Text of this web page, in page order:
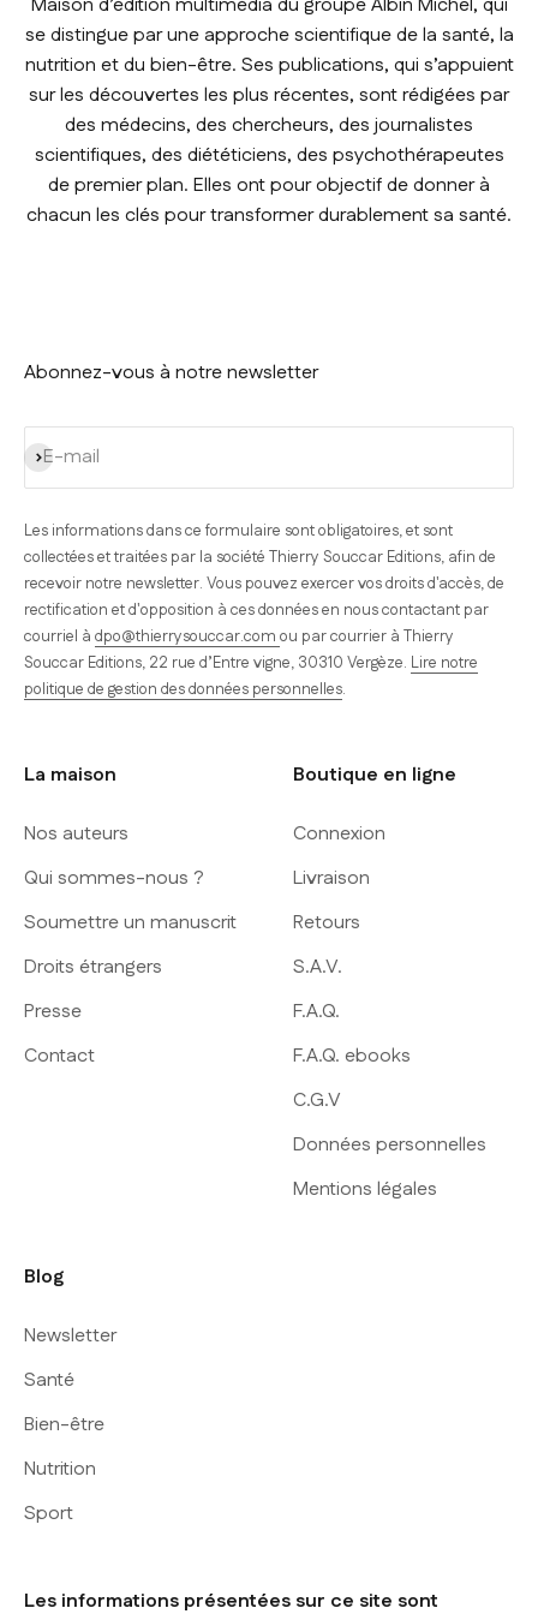
se distingue par une approche scientifique de la santé, la
nutrition et du bien-être. Ses publications, qui s’appuient
sur les découvertes les plus récentes, sont rédigées par
des médecins, des chercheurs, des journalistes
scientifiques, des diététiciens, des psychothérapeutes
de premier plan. Elles ont pour objectif de donner à
chacun les clés pour transformer durablement sa santé.
Abonnez-vous à notre newsletter
E-mail
S'inscrire
Les informations dans ce formulaire sont obligatoires, et sont
collectées et traitées par la société Thierry Souccar Editions, afin de
recevoir notre newsletter. Vous pouvez exercer vos droits d'accès, de
rectification et d'opposition à ces données en nous contactant par
courriel à dpo@thierrysouccar.com ou par courrier à Thierry
Souccar Editions, 22 rue d’Entre vigne, 30310 Vergèze. Lire notre
politique de gestion des données personnelles.
La maison
Nos auteurs
Qui sommes-nous ?
Soumettre un manuscrit
Droits étrangers
Presse
Contact
Boutique en ligne
Connexion
Livraison
Retours
S.A.V.
F.A.Q.
F.A.Q. ebooks
C.G.V
Données personnelles
Mentions légales
Blog
Newsletter
Santé
Bien-être
Nutrition
Sport
Les informations présentées sur ce site sont